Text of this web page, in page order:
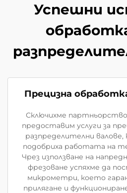
Успешни
Прецизна
Сключихме партньорство
предоставим услуги за
разпределителни
подобриха работата на
Чрез използване на
фрезоване успяхме да
микрометри, което
прилягане и